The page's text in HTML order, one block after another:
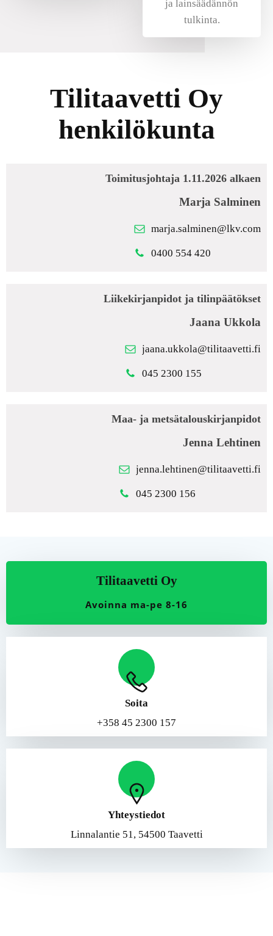
ja lainsäädännön
tulkinta.
Tilitaavetti Oy
henkilökunta
Toimitusjohtaja 1.11.2026 alkaen
Marja Salminen
marja.salminen@lkv.com
0400 554 420
Liikekirjanpidot ja tilinpäätökset
Jaana Ukkola
jaana.ukkola@tilitaavetti.fi
045 2300 155
Maa- ja metsätalouskirjanpidot
Jenna Lehtinen
jenna.lehtinen@tilitaavetti.fi
045 2300 156
Tilitaavetti Oy
Avoinna ma-pe 8-16
Soita
+358 45 2300 157
Yhteystiedot
Linnalantie 51, 54500 Taavetti